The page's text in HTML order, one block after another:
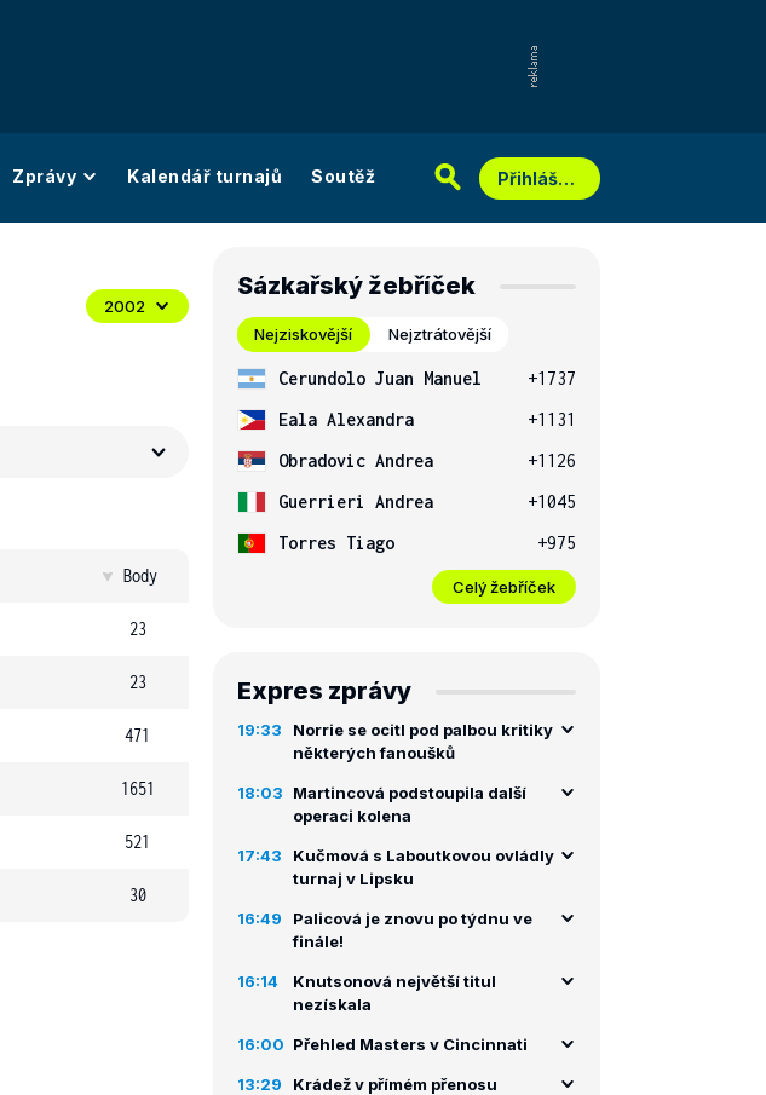
Zprávy Kalendář turnajů Soutěž Přihlášení
2002
Body
23
23
471
1651
521
30
Sázkařský žebříček
Nejziskovější Nejztrátovější
Cerundolo Juan Manuel
+1737
Eala Alexandra
+1131
Obradovic Andrea
+1126
Guerrieri Andrea
+1045
Torres Tiago
+975
Celý žebříček
Expres zprávy
19:33
Norrie se ocitl pod palbou kritiky
některých fanoušků
18:03
Martincová podstoupila další
operaci kolena
17:43
Kučmová s Laboutkovou ovládly
turnaj v Lipsku
16:49
Palicová je znovu po týdnu ve
finále!
16:14
Knutsonová největší titul
nezískala
16:00 Přehled Masters v Cincinnati
13:29 Krádež v přímém přenosu